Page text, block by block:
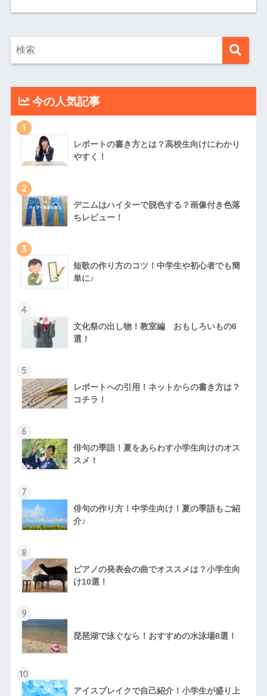
今の人気記事
1
レポートの書き方とは？高校生向けにわかり
やすく！
2
デニムはハイターで脱色する？画像付き色落
ちレビュー！
3
短歌の作り方のコツ！中学生や初心者でも簡
単に♪
4
文化祭の出し物！教室編 おもしろいもの6
選！
5
レポートへの引用！ネットからの書き方は？
コチラ！
6
俳句の季語！夏をあらわす小学生向けのオス
スメ！
7
俳句の作り方！中学生向け！夏の季語もご紹
介♪
8
ピアノの発表会の曲でオススメは？小学生向
け10選！
9
琵琶湖で泳ぐなら！おすすめの水泳場8選！
10
アイスブレイクで自己紹介！小学生が盛り上